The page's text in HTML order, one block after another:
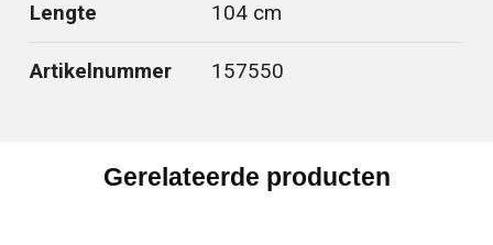
Lengte 104 cm
Artikelnummer 157550
Gerelateerde producten